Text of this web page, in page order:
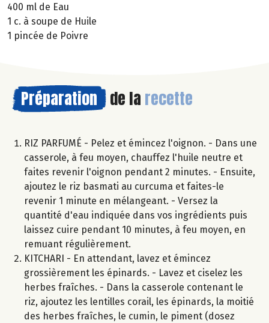
400 ml de Eau
1 c. à soupe de Huile
1 pincée de Poivre
Préparation de la recette
RIZ PARFUMÉ - Pelez et émincez l'oignon. - Dans une
casserole, à feu moyen, chauffez l'huile neutre et
faites revenir l'oignon pendant 2 minutes. - Ensuite,
ajoutez le riz basmati au curcuma et faites-le
revenir 1 minute en mélangeant. - Versez la
quantité d'eau indiquée dans vos ingrédients puis
laissez cuire pendant 10 minutes, à feu moyen, en
remuant régulièrement.
KITCHARI - En attendant, lavez et émincez
grossièrement les épinards. - Lavez et ciselez les
herbes fraîches. - Dans la casserole contenant le
riz, ajoutez les lentilles corail, les épinards, la moitié
des herbes fraîches, le cumin, le piment (dosez